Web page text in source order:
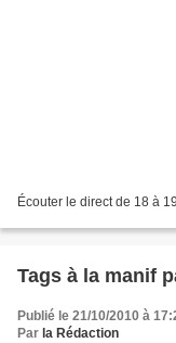
Écouter le direct de 18 à
Tags à la manif
Publié le 21/10/2010 à
Par la Rédaction